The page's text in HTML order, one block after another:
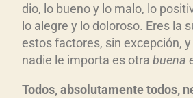
dio, lo bueno y lo malo, lo
lo alegre y lo doloroso. Eres la
estos factores, sin excepción,
nadie le importa es otra buena
Todos, absolutamente todos,